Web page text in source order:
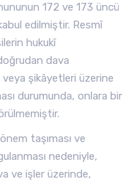
172 ve 173 üncü
edilmiştir. Resmî
hukukî
dava
veya şikâyetleri üzerine
durumunda, onlara bir
taşıması ve
nedeniyle,
ve işler üzerinde,